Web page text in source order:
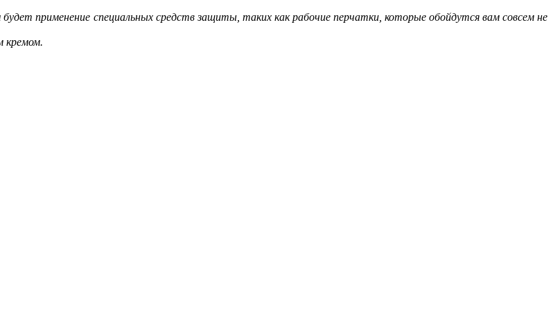
применение специальных средств защиты, таких как рабочие перчатки, которые обойдутся вам совсем не
кремом.